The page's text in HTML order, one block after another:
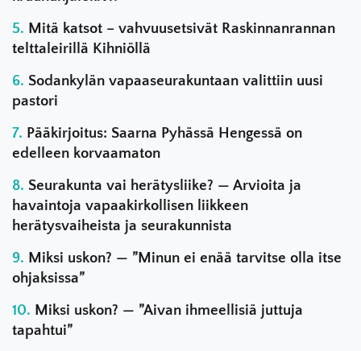
Mitä katsot – vahvuusetsivät Raskinnanrannan
telttaleirillä Kihniöllä
Sodankylän vapaaseurakuntaan valittiin uusi
pastori
Pääkirjoitus: Saarna Pyhässä Hengessä on
edelleen korvaamaton
Seurakunta vai herätysliike? — Arvioita ja
havaintoja vapaakirkollisen liikkeen
herätysvaiheista ja seurakunnista
Miksi uskon? — ”Minun ei enää tarvitse olla itse
ohjaksissa”
Miksi uskon? — ”Aivan ihmeellisiä juttuja
tapahtui”